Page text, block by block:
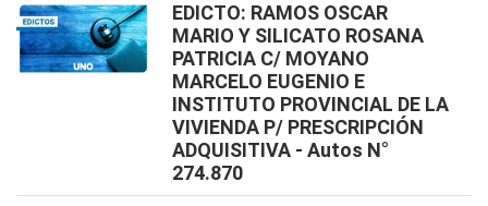
EDICTO: RAMOS OSCAR
MARIO Y SILICATO ROSANA
PATRICIA C/ MOYANO
MARCELO EUGENIO E
INSTITUTO PROVINCIAL DE LA
VIVIENDA P/ PRESCRIPCIÓN
ADQUISITIVA - Autos N°
274.870